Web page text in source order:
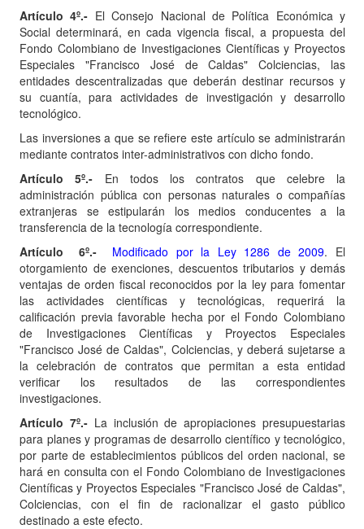
Artículo 4º.- El Consejo Nacional de Política Económica y
Social determinará, en cada vigencia fiscal, a propuesta del
Fondo Colombiano de Investigaciones Científicas y Proyectos
Especiales "Francisco José de Caldas" Colciencias, las
entidades descentralizadas que deberán destinar recursos y
su cuantía, para actividades de investigación y desarrollo
tecnológico.
Las inversiones a que se refiere este artículo se administrarán
mediante contratos inter-administrativos con dicho fondo.
Artículo 5º.- En todos los contratos que celebre la
administración pública con personas naturales o compañías
extranjeras se estipularán los medios conducentes a la
transferencia de la tecnología correspondiente.
Artículo
6º.- Modificado por la Ley 1286 de 2009. El
otorgamiento de exenciones, descuentos tributarios y demás
ventajas de orden fiscal reconocidos por la ley para fomentar
las actividades científicas y tecnológicas, requerirá la
calificación previa favorable hecha por el Fondo Colombiano
de Investigaciones Científicas y Proyectos Especiales
"Francisco José de Caldas", Colciencias, y deberá sujetarse a
la celebración de contratos que permitan a esta entidad
verificar los resultados de las correspondientes
investigaciones.
Artículo 7º.-La inclusión de apropiaciones presupuestarias
para planes y programas de desarrollo científico y tecnológico,
por parte de establecimientos públicos del orden nacional, se
hará en consulta con el Fondo Colombiano de Investigaciones
Científicas y Proyectos Especiales "Francisco José de Caldas",
Colciencias, con el fin de racionalizar el gasto público
destinado a este efecto.